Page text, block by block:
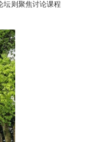
坛则聚焦讨论课程